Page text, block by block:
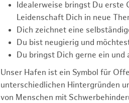
Idealerweise bringst Du erste
Leidenschaft Dich in neue
Dich zeichnet eine
Du bist neugierig und
Du bringst Dich gerne ein und
Unser Hafen ist ein Symbol für
unterschiedlichen Hintergründen
von Menschen mit